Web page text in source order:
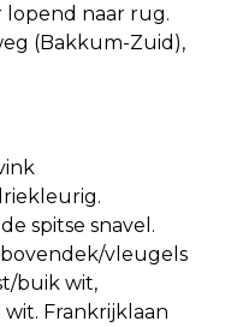
naar rug.
(Bakkum-Zuid),
spitse snavel.
vleugels
buik wit,
Frankrijklaan